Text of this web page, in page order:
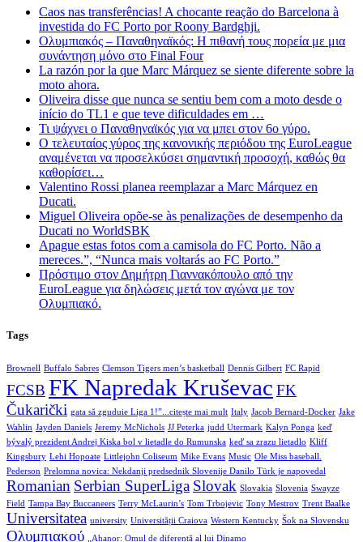
Caos nas transferências! A chocante reação do Barcelona à
investida do FC Porto por Roony Bardghji.
Ολυμπιακός – Παναθηναϊκός: Η πιθανή τους πορεία με μια
συνάντηση μόνο στο Final Four
La razón por la que Marc Márquez se siente diferente sobre la
moto ahora.
Oliveira disse que nunca se sentiu bem com a moto desde o
início do TL1 e que teve dificuldades em …
Τι ψάχνει ο Παναθηναϊκός για να μπει στον 6ο γύρο.
Ο τελευταίος γύρος της κανονικής περιόδου της EuroLeague
αναμένεται να προσελκύσει σημαντική προσοχή, καθώς θα
καθορίσει…
Valentino Rossi planea reemplazar a Marc Márquez en
Ducati.
Miguel Oliveira opõe-se às penalizações de desempenho da
Ducati no WorldSBK
Apague estas fotos com a camisola do FC Porto. Não a
mereces.”, “Nunca mais voltarás ao FC Porto.”
Πρόστιμο στον Δημήτρη Γιαννακόπουλο από την
EuroLeague για δηλώσεις μετά τον αγώνα με τον
Ολυμπιακό.
Tags
Brownell Buffalo Sabres Clemson Tigers men’s basketball Dennis Gilbert FC Rapid
FCSB FK Napredak Kruševac FK
Čukarički gata să zguduie Liga 1!”...citește mai mult Italy Jacob Bernard-Docker Jake
Wahlin Jayden Daniels Jeremy McNichols JJ Peterka judd Utermark Kalyn Ponga keď
bývalý prezident Andrej Kiska bol v lietadle do Rumunska keď sa zrazu lietadlo Kliff
Kingsbury Lehi Hopoate Littlejohn Coliseum Mike Evans Music Ole Miss baseball.
Pederson Prelomna novica: Nekdanji predsednik Slovenije Danilo Türk je napovedal
Romanian Serbian SuperLiga Slovak Slovakia Slovenia Swayze
Field Tampa Bay Buccaneers Terry McLaurin’s Tom Trbojevic Tony Mestrov Trent Baalke
Universitatea university Universității Craiova Western Kentucky Šok na Slovensku
Ολυμπιακού „Ahanor: Omul de diferență al lui Dinamo